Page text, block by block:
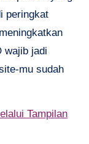
peringkat
wajib jadi
mu sudah
Tampilan